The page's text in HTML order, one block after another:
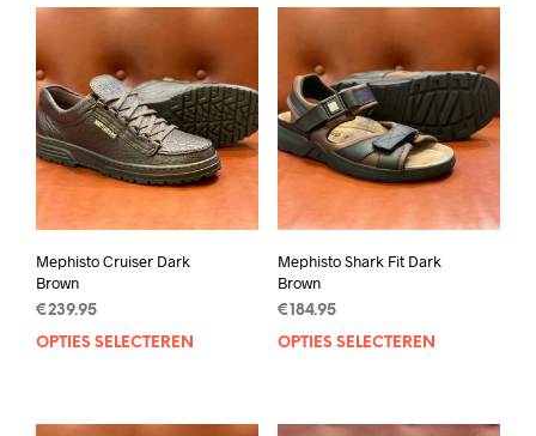
Mephisto Cruiser Dark
Brown
€239.95
OPTIES SELECTEREN
Dit
meerdere
Mephisto Shark Fit Dark
Brown
€ 184.95
OPTIES SELECTEREN